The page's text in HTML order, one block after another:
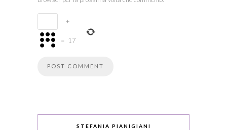
+
= 17
STEFANIA PIANIGIANI